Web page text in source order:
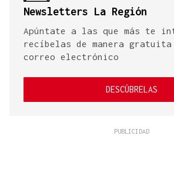
Newsletters La Región
Apúntate a las que más te
recíbelas de manera
correo electrónico
DESCÚBRELAS